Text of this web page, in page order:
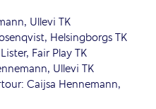
Ullevi TK
Helsingborgs TK
Fair Play TK
Ullevi TK
Caijsa Hennemann,